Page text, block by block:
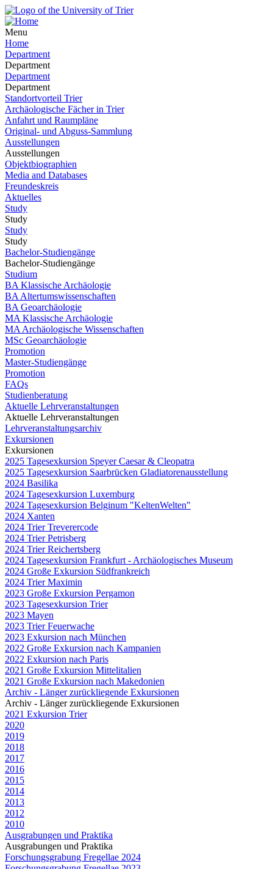
Menu
Home
Department
Department
Department
Department
Standortvorteil Trier
Archäologische Fächer in Trier
Anfahrt und Raumpläne
Original- und Abguss-Sammlung
Ausstellungen
Ausstellungen
Objektbiographien
Media and Databases
Freundeskreis
Aktuelles
Study
Study
Study
Study
Bachelor-Studiengänge
Bachelor-Studiengänge
Studium
BA Klassische Archäologie
BA Altertumswissenschaften
BA Geoarchäologie
MA Klassische Archäologie
MA Archäologische Wissenschaften
MSc Geoarchäologie
Promotion
Master-Studiengänge
Promotion
FAQs
Studienberatung
Aktuelle Lehrveranstaltungen
Aktuelle Lehrveranstaltungen
Lehrveranstaltungsarchiv
Exkursionen
Exkursionen
2025 Tagesexkursion Speyer Caesar & Cleopatra
2025 Tagesexkursion Saarbrücken Gladiatorenausstellung
2024 Basilika
2024 Tagesexkursion Luxemburg
2024 Tagesexkursion Belginum "KeltenWelten"
2024 Xanten
2024 Trier Treverercode
2024 Trier Petrisberg
2024 Trier Reichertsberg
2024 Tagesexkursion Frankfurt - Archäologisches Museum
2024 Große Exkursion Südfrankreich
2024 Trier Maximin
2023 Große Exkursion Pergamon
2023 Tagesexkursion Trier
2023 Mayen
2023 Trier Feuerwache
2023 Exkursion nach München
2022 Große Exkursion nach Kampanien
2022 Exkursion nach Paris
2021 Große Exkursion Mittelitalien
2021 Große Exkursion nach Makedonien
Archiv - Länger zurückliegende Exkursionen
Archiv - Länger zurückliegende Exkursionen
2021 Exkursion Trier
2020
2019
2018
2017
2016
2015
2014
2013
2012
2010
Ausgrabungen und Praktika
Ausgrabungen und Praktika
Forschungsgrabung Fregellae 2024